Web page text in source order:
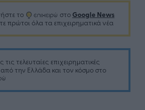
το στο Google News
πρώτοι όλα τα επιχειρηματικά νέα
τις τελευταίες επιχειρηματικές
από την Ελλάδα και τον κόσμο στο